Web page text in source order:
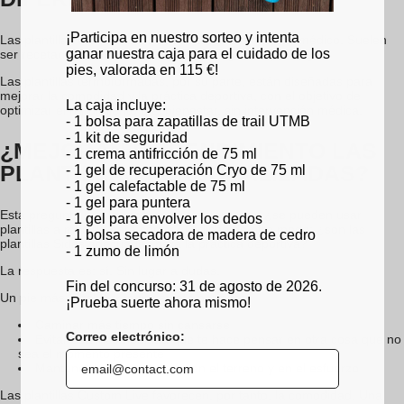
Las plantillas ortopédicas se fabrican en un entorno médico. Suelen
ser recetadas por un médico para corregir una patología.
Las plantillas termoformadas, por su parte, están diseñadas para
mejorar la comodidad y la práctica deportiva, con el objetivo de
optimizar el rendimiento o el bienestar, sin intervención médica.
¿MEJORAN EL RENDIMIENTO LAS
PLANTILLAS PERSONALIZADAS?
Esta pregunta nos la repiten constantemente: ¿se pueden usar
plantillas a medida para correr? O dicho de otro modo: ¿son las
plantillas Sidas adecuadas para la práctica deportiva?
La respuesta es: sí. Sin lugar a dudas.
Un pie más estable y mejor sujeto permite:
Evitar esa incomodidad que te hace pensar en otra cosa que no
sea el momento presente
Mantener la concentración en el terreno y en el esfuerzo
Las plantillas Custom Live favorecen, por tanto, la comodidad. Una
¡Participa en nuestro sorteo y intenta
ganar nuestra caja para el cuidado de los
pies, valorada en 115 €!
La caja incluye:
- 1 bolsa para zapatillas de trail UTMB
- 1 kit de seguridad
- 1 crema antifricción de 75 ml
- 1 gel de recuperación Cryo de 75 ml
- 1 gel calefactable de 75 ml
- 1 gel para puntera
- 1 gel para envolver los dedos
- 1 bolsa secadora de madera de cedro
- 1 zumo de limón
Fin del concurso: 31 de agosto de 2026.
¡Prueba suerte ahora mismo!
Correo electrónico: